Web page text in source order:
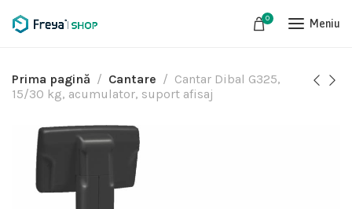
0 Meniu
Prima pagină Cantare
Cantar Dibal G325,
15/30 kg, acumulator, suport afisaj